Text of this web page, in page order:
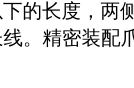
下的长度，两
线。精密装配